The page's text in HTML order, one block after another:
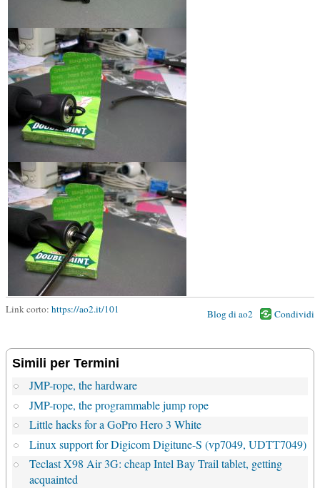
Link corto: https://ao2.it/101 Blog di ao2 Condividi
Simili per Termini
JMP-rope, the hardware
JMP-rope, the programmable jump rope
Little hacks for a GoPro Hero 3 White
Linux support for Digicom Digitune-S (vp7049, UDTT7049)
Teclast X98 Air 3G: cheap Intel Bay Trail tablet, getting
acquainted